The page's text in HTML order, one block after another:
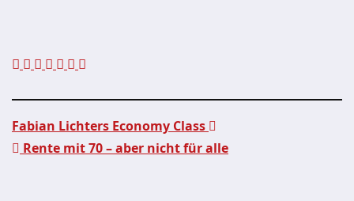
Fabian Lichters Economy Class
Rente mit 70 – aber nicht für alle